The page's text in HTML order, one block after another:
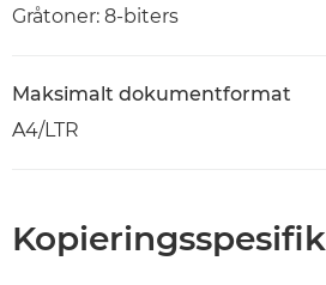
Gråtoner: 8-biters
Maksimalt dokumentformat
A4/LTR